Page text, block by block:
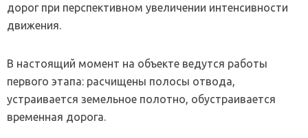
дорог при перспективном увеличении интенсивности
движения.
В настоящий момент на объекте ведутся работы
первого этапа: расчищены полосы отвода,
устраивается земельное полотно, обустраивается
временная дорога.